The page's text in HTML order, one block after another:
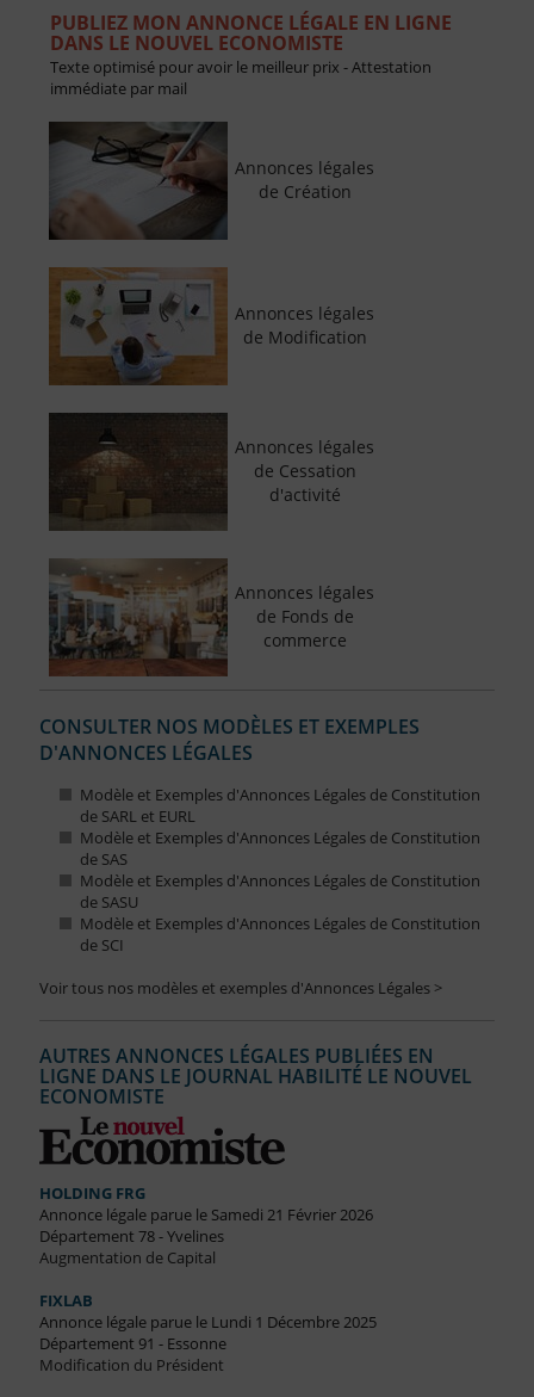
PUBLIEZ MON ANNONCE LÉGALE EN LIGNE
DANS LE NOUVEL ECONOMISTE
Texte optimisé pour avoir le meilleur prix - Attestation
immédiate par mail
Annonces légales
de Création
Annonces légales
de Modification
Annonces légales
de Cessation
d'activité
Annonces légales
de Fonds de
commerce
CONSULTER NOS MODÈLES ET EXEMPLES
D'ANNONCES LÉGALES
Modèle et Exemples d'Annonces Légales de Constitution
de SARL et EURL
Modèle et Exemples d'Annonces Légales de Constitution
de SAS
Modèle et Exemples d'Annonces Légales de Constitution
de SASU
Modèle et Exemples d'Annonces Légales de Constitution
de SCI
Voir tous nos modèles et exemples d'Annonces Légales >
AUTRES ANNONCES LÉGALES PUBLIÉES EN
LIGNE DANS LE JOURNAL HABILITÉ LE NOUVEL
ECONOMISTE
HOLDING FRG
Annonce légale parue le Samedi 21 Février 2026
Département 78 - Yvelines
Augmentation de Capital
FIXLAB
Annonce légale parue le Lundi 1 Décembre 2025
Département 91 - Essonne
Modification du Président